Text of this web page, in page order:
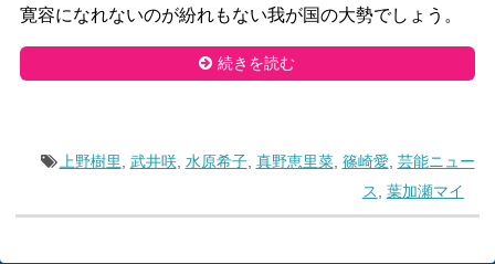
寛容になれないのが紛れもない我が国の大勢でしょう。
続きを読む
上野樹里 武井咲, 水原希子, 真野恵里菜, 篠崎愛 芸能ニュー
ス
葉加瀬マイ